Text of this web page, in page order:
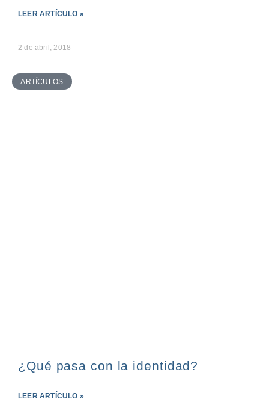
LEER ARTÍCULO »
2 de abril, 2018
ARTÍCULOS
¿Qué pasa con la identidad?
LEER ARTÍCULO »